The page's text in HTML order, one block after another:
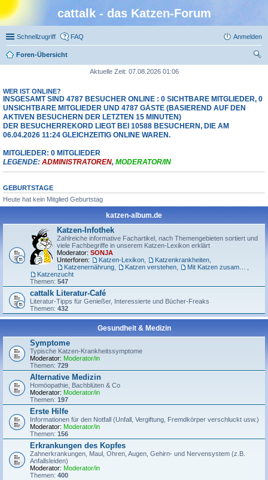
cattalk - das Katzen-Forum
Schnellzugriff FAQ Anmelden
Foren-Übersicht
Aktuelle Zeit: 07.08.2026 01:06
WER IST ONLINE?
INSGESAMT SIND 4787 BESUCHER ONLINE : 0 SICHTBARE MITGLIEDER, 0
UNSICHTBARE MITGLIEDER UND 4787 GÄSTE (BASIEREND AUF DEN
AKTIVEN BESUCHERN DER LETZTEN 15 MINUTEN)
DER BESUCHERREKORD LIEGT BEI 10588 BESUCHERN, DIE AM
06.04.2026 11:24 GLEICHZEITIG ONLINE WAREN.
MITGLIEDER: 0 MITGLIEDER
LEGENDE: ADMINISTRATOREN, MODERATOR/IN
GEBURTSTAGE
Heute hat kein Mitglied Geburtstag
katzen-album.de
Katzen-Infothek
Zahlreiche informative Fachartikel, nach Themengebieten sortiert und
viele Fachbegriffe in unserem Katzen-Lexikon erklärt
Moderator: SONJA
Unterforen:
Katzen-Lexikon Katzenkrankheiten
Katzenernährung
Katzen verstehen
Katzenzucht
Themen: 547
cattalk Literatur-Café
Literatur-Tipps für Genießer, Interessierte und Bücher-Freaks
Themen: 432
Gesundheit & Medizin
Symptome
Typische Katzen-Krankheitssymptome
Moderator: Moderator/in
Themen: 729
Alternative Medizin
Homöopathie, Bachblüten & Co
Moderator: Moderator/in
Themen: 197
Erste Hilfe
Informationen für den Notfall (Unfall, Vergiftung, Fremdkörper verschluckt usw.)
Moderator: Moderator/in
Themen: 156
Erkrankungen des Kopfes
Zahnerkrankungen, Maul, Ohren, Augen, Gehirn- und Nervensystem (z.B.
Anfallsleiden)
Moderator: Moderator/in
Themen: 400